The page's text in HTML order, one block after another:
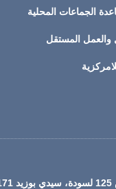
الجماعات المحلية
والعمل المستقل